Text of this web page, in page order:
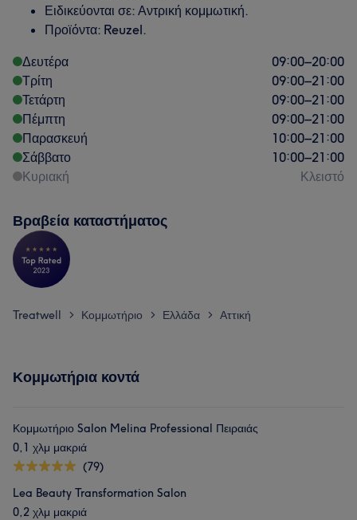
Ειδικεύονται σε: Αντρική κομμωτική.
Προϊόντα: Reuzel.
Δευτέρα
09:00–20:00
Τρίτη
09:00–21:00
Τετάρτη
09:00–21:00
Πέμπτη
09:00–21:00
Παρασκευή
10:00–21:00
Σάββατο
10:00–21:00
Κυριακή
Κλειστό
Βραβεία καταστήματος
Treatwell > Κομμωτήριο > Ελλάδα > Αττική
Κομμωτήρια κοντά
Κομμωτήριο Salon Melina Professional Πειραιάς
0,1 χλμ μακριά
(79)
Lea Beauty Transformation Salon
0,2 χλμ μακριά